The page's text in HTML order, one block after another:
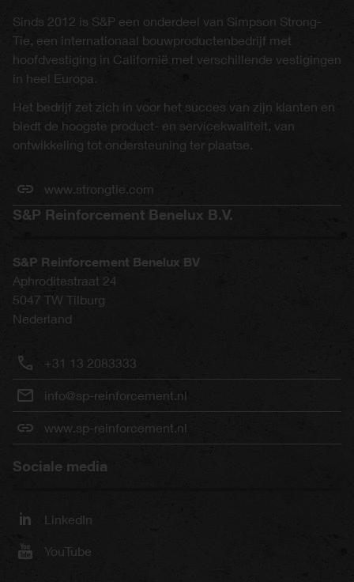
Sinds 2012 is S&P een onderdeel van Simpson Strong-
Tie, een internationaal bouwproductenbedrijf met
hoofdvestiging in Californië met verschillende vestigingen
in heel Europa.
Het bedrijf zet zich in voor het succes van zijn klanten en
biedt de hoogste product- en servicekwaliteit, van
ontwikkeling tot ondersteuning ter plaatse.
www.strongtie.com
S&P Reinforcement Benelux B.V.
S&P Reinforcement Benelux BV
Aphroditestraat 24
5047 TW Tilburg
Nederland
+31 13 2083333
info@sp-reinforcement.nl
www.sp-reinforcement.nl
Sociale media
LinkedIn
YouTube